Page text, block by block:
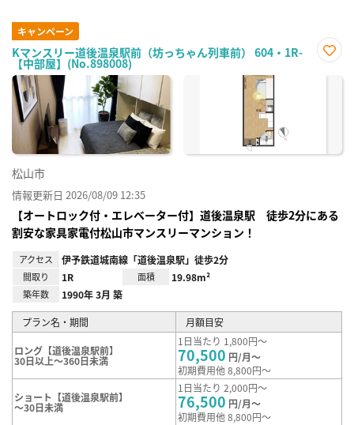
キャンペーン
Kマンスリー道後温泉駅前（坊っちゃん列車前） 604・1R-
【中部屋】(No.898008)
に入
松山市
情報更新日 2026/08/09 12:35
【オートロック付・エレベーター付】道後温泉駅 徒歩2分にある
割安な家具家電付松山市マンスリーマンション！
アクセス 伊予鉄道城南線「道後温泉駅」徒歩2分
間取り 1R 面積 19.98m²
築年数 1990年 3月 築
プラン名・期間 月額目安
ロング【道後温泉駅前】
30日以上～360日未満
1日当たり 1,800円～
70,500 円/月～
初期費用他 8,800円～
ショート【道後温泉駅前】
～30日未満
1日当たり 2,000円～
76,500 円/月～
初期費用他 8,800円～